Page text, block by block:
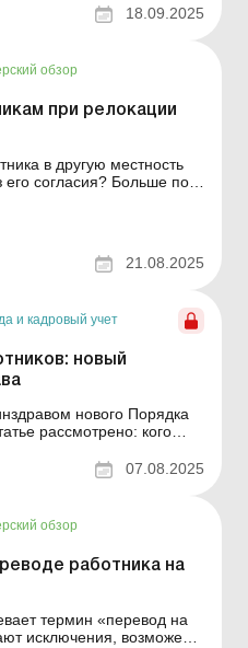
2) переход
18.09.2025
обзор
при релокации
в другую местность
согласия? Больше по
дистанционного режима
работника на
21.08.2025
и кадровый учет
новый
нового Порядка
рассмотрено: кого
профразвития; какие
и т. п.
07.08.2025
обзор
работника на
термин «перевод на
исключения, возможен